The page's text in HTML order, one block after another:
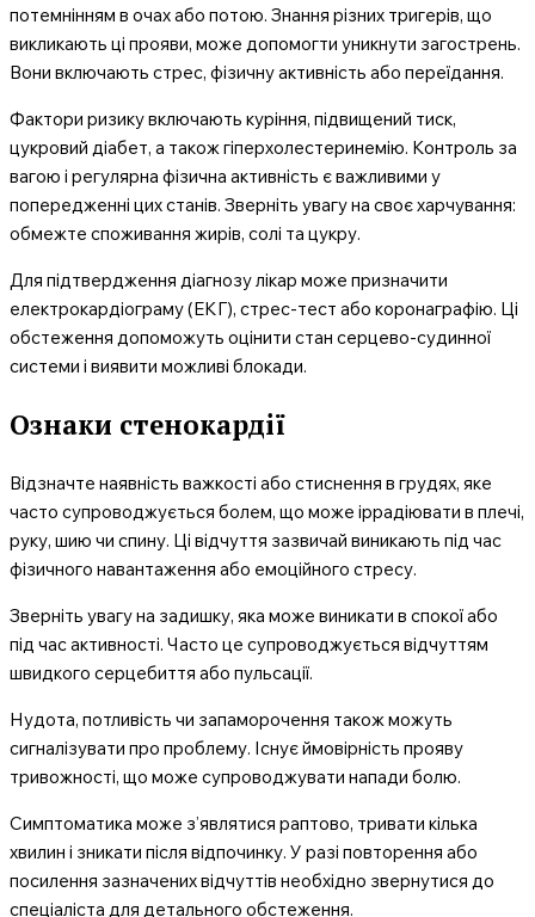
потемнінням в очах або потою. Знання різних тригерів, що
викликають ці прояви, може допомогти уникнути загострень.
Вони включають стрес, фізичну активність або переїдання.
Фактори ризику включають куріння, підвищений тиск,
цукровий діабет, а також гіперхолестеринемію. Контроль за
вагою і регулярна фізична активність є важливими у
попередженні цих станів. Зверніть увагу на своє харчування:
обмежте споживання жирів, солі та цукру.
Для підтвердження діагнозу лікар може призначити
електрокардіограму (ЕКГ), стрес-тест або коронаграфію. Ці
обстеження допоможуть оцінити стан серцево-судинної
системи і виявити можливі блокади.
Ознаки стенокардії
Відзначте наявність важкості або стиснення в грудях, яке
часто супроводжується болем, що може іррадіювати в плечі,
руку, шию чи спину. Ці відчуття зазвичай виникають під час
фізичного навантаження або емоційного стресу.
Зверніть увагу на задишку, яка може виникати в спокої або
під час активності. Часто це супроводжується відчуттям
швидкого серцебиття або пульсації.
Нудота, потливість чи запаморочення також можуть
сигналізувати про проблему. Існує ймовірність прояву
тривожності, що може супроводжувати напади болю.
Симптоматика може з’являтися раптово, тривати кілька
хвилин і зникати після відпочинку. У разі повторення або
посилення зазначених відчуттів необхідно звернутися до
спеціаліста для детального обстеження.